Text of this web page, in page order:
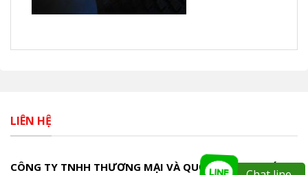
LIÊN HỆ
CÔNG TY TNHH THƯƠNG MẠI VÀ QUỐC TẾ HUY KHÁNH